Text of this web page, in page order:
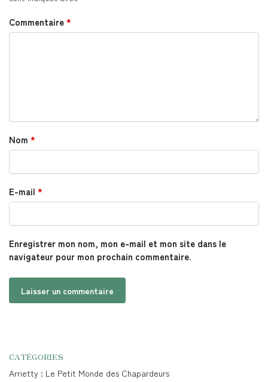
Commentaire*
Nom *
E-mail *
Enregistrer mon nom, mon e-mail et mon site dans le
navigateur pour mon prochain commentaire.
CATÉGORIES
Arrietty : Le Petit Monde des Chapardeurs